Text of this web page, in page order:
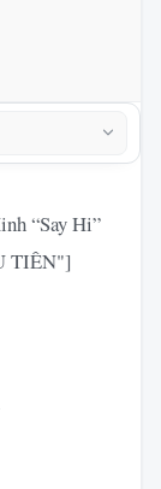
“Say Hi”
TIÊN"]